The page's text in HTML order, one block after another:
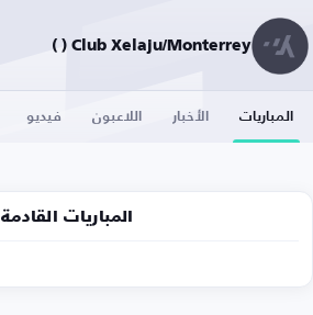
Club Xelaju/Monterrey ( )
المباريات الأخبار اللاعبون فيديو
المباريات القادمة